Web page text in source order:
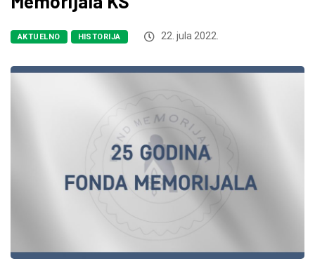
AKTUELNO HISTORIJA 22. jula 2022.